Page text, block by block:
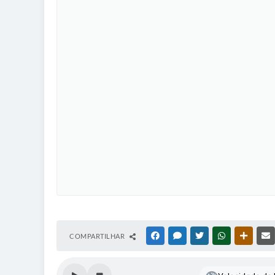
COMPARTILHAR FACEBOOKMESSENGER
TWITTERWHATSAPP